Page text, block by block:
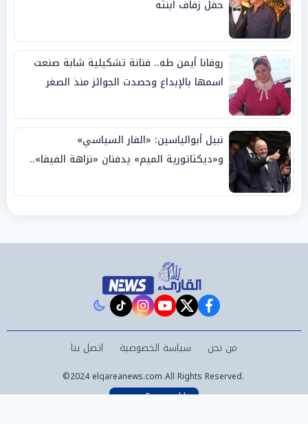
حفل زفاف ابنته
روفانا أيمن طه.. فنانة تشكيلية شابة صنعت
اسمها بالإبداع وحصدت الجوائز منذ الصغر
نبيل أبوالياسين: «الفار السياسي»
و«ديكتاتورية الميم» يدفنان «نزاهة الفيفا»..
facebook
twitter
youtube
instagram
tiktok
من نحن سياسة الخصوصية اتصل بنا
©2024 elqareanews.com All Rights Reserved.
Powered by